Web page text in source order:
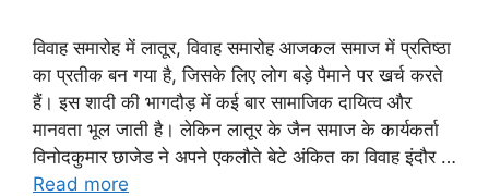
विवाह समारोह में लातूर, विवाह समारोह आजकल समाज में प्रतिष्ठा
का प्रतीक बन गया है, जिसके लिए लोग बड़े पैमाने पर खर्च करते
हैं। इस शादी की भागदौड़ में कई बार सामाजिक दायित्व और
मानवता भूल जाती है। लेकिन लातूर के जैन समाज के कार्यकर्ता
विनोदकुमार छाजेड ने अपने एकलौते बेटे अंकित का विवाह इंदौर …
Read more